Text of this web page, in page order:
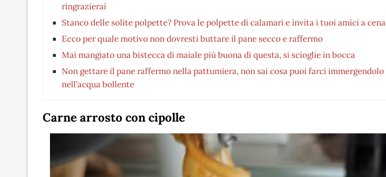
ringrazierai
Stanco delle solite polpette? Prova le polpette di calamari e invita i tuoi amici a cena
Ecco per quale motivo non dovresti buttare il pane secco e raffermo
Mai mangiato una bistecca di maiale più buona di questa, si scioglie in bocca
Non gettare il pane raffermo nella pattumiera, non sai cosa puoi farci immergendolo
nell’acqua bollente
Carne arrosto con cipolle